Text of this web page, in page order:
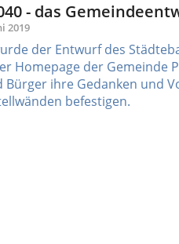
- das
2019
der Entwurf des
Homepage der
Bürger ihre Gedanken und
befestigen.